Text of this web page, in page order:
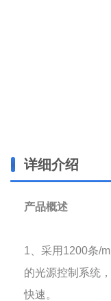
详细介绍
产品概述
1、采用1200条/
的光源控制系统
快速。